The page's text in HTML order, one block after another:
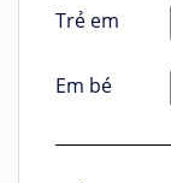
Trẻ em
Em bé